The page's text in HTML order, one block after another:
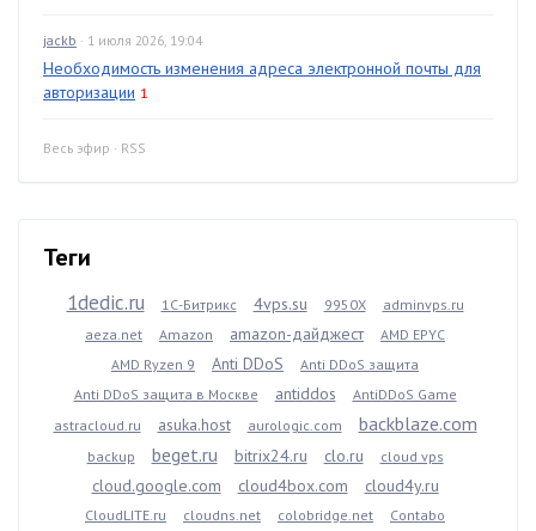
jackb · 1 июля 2026, 19:04
Необходимость изменения адреса электронной почты для
авторизации 1
Весь эфир · RSS
Теги
1dedic.ru 1С-Битрикс 4vps.su 9950X
adminvps.ru
aeza.net
Amazon amazon-дайджест
AMD EPYC
AMD Ryzen 9
Anti DDoS
Anti DDoS защита
Anti DDoS защита в Москве
antiddos
AntiDDoS Game
astracloud.ru
asuka.host aurologic.com backblaze.com
backup beget.ru bitrix24.ru clo.ru cloud vps
cloud.google.com cloud4box.com cloud4y.ru
CloudLITE.ru cloudns.net colobridge.net Contabo